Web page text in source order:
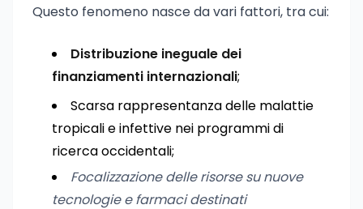
Questo fenomeno nasce da vari fattori, tra cui:
Distribuzione ineguale dei
finanziamenti internazionali;
Scarsa rappresentanza delle malattie
tropicali e infettive nei programmi di
ricerca occidentali;
Focalizzazione delle risorse su nuove
tecnologie e farmaci destinati